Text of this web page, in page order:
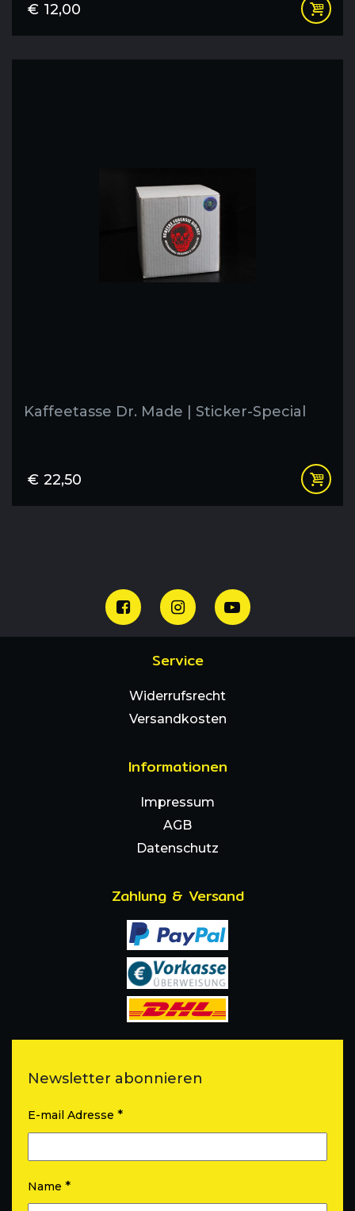
€ 12,00
Kaffeetasse Dr. Made | Sticker-Special
€ 22,50
Service
Widerrufsrecht
Versandkosten
Informationen
Impressum
AGB
Datenschutz
Zahlung & Versand
Newsletter abonnieren
E-mail Adresse *
Name *